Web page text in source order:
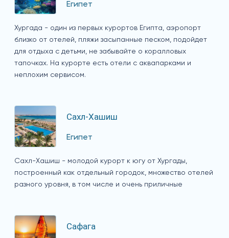
Египет
Хургада - один из первых курортов Египта, аэропорт
близко от отелей, пляжи засыпанные песком, подойдет
для отдыха с детьми, не забывайте о коралловых
тапочках. На курорте есть отели с аквапарками и
неплохим сервисом.
Сахл-Хашиш
Египет
Сахл-Хашиш - молодой курорт к югу от Хургады,
построенный как отдельный городок, множество отелей
разного уровня, в том числе и очень приличные
Сафага